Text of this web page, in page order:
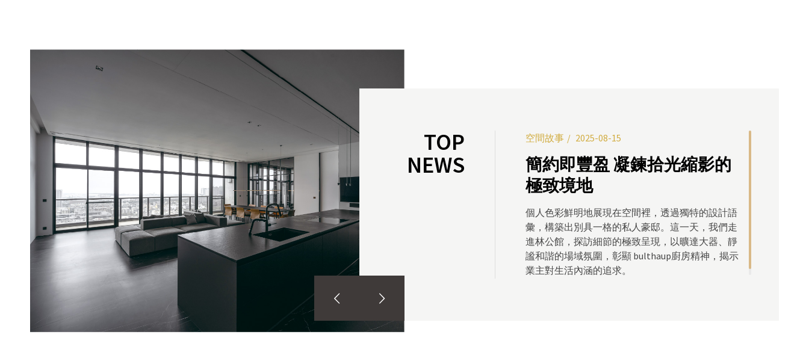
TOP
NEWS
空間故事 2026-04-22
大美不言：北士科灣居生活
奢藏之作－樺輝詠鑄
在台北這座急速流轉的城市裡，真正的奢華往往不
在於喧囂奪目，而是在於那份「大美不言」的沈
靜。樺輝建設在北士科水岸旁，以三十四年執業的
信念為筆墨，勾勒出新作「詠鑄」的建築長卷，試
圖在微米之間，重新定義何謂「家」的溫度。
空間故事 2025-08-15
簡約即豐盈 凝鍊拾光縮影的
極致境地
個人色彩鮮明地展現在空間裡，透過獨特的設計語
彙，構築出別具一格的私人豪邸。這一天，我們走
進林公館，探訪細節的極致呈現，以曠達大器、靜
謐和諧的場域氛圍，彰顯 bulthaup廚房精神，揭示
業主對生活內涵的追求。
空間故事 2025-08-15
設計到生活 讓愛流動的空間
在這座簡約內斂卻蘊含細節的居所中，設計不再只
是外顯的美感語彙，而是一種貼近生活、回應日常
的實踐方式。巨和設計鄒智萍設計師(以下簡稱智
萍)在從業多年的經驗中體悟「留白」的哲學，並以
此為靈感，引導空間與生活的節奏。從格局的規劃
到光影的流動，都展現出細膩且溫潤的設計調性；
而家中整體之間的動線安排，更是對人與場域互動
空間故事 2025-08-15
無法遺忘的美 境遇普羅旺斯
家，是最深沉的安定與歸屬。當結束一整天的勞碌
與奔波，回到最熟悉的場域，就如同從喧囂中抵達
一片寧靜的綠洲。室內設計師是創造舒適場域的空
間魔術師，他們透過了解每個不同業主描繪的夢想
輪廓，將心中的願景化為現實，並形塑出屬於每個
家不同的生活態度。感受普羅旺斯的陽光和煦，隨
意漫步於盛開的薰衣草田中，如同沉浸在充滿著蓬
空間故事 2025-08-14
歲月靜奢 優雅雋永的灣區私
宅會所
座擁亞洲新灣區山河海與城市景觀的開闊視野，
「遠雄THE ONE」由CDI傳奇建築師Benjamin
Warner、地標豪宅建築師李祖原、國際燈光藝術大
師袁宗南與豪宅空間設計權威杜康生聯手打造，以
68層陸地豪華郵輪之姿，呼應高雄特有的海灣意